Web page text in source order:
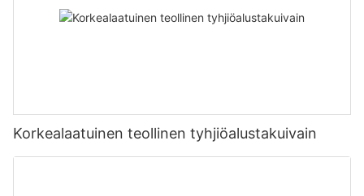
Korkealaatuinen teollinen tyhjiöalustakuivain